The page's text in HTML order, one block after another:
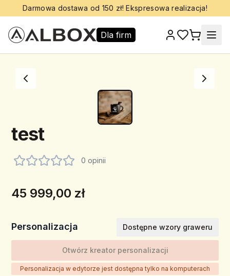
Darmowa dostawa od 150 zł! Ekspresowa realizacja!
Dla firm
test
0 opinii
45 999,00 zł
Personalizacja Dostępne wzory graweru
Otwórz kreator personalizacji
Personalizacja w edytorze jest dostępna tylko na komputerach